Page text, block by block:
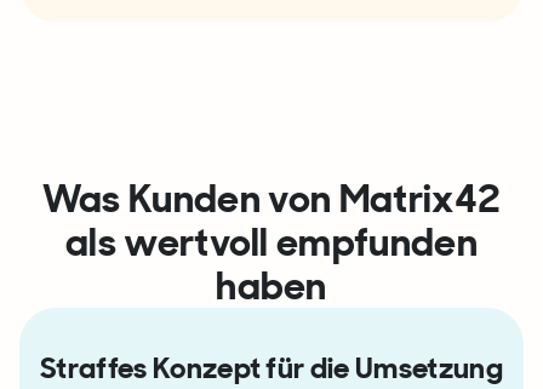
Was Kunden von Matrix42
als wertvoll empfunden
haben
Straffes Konzept für die Umsetzung